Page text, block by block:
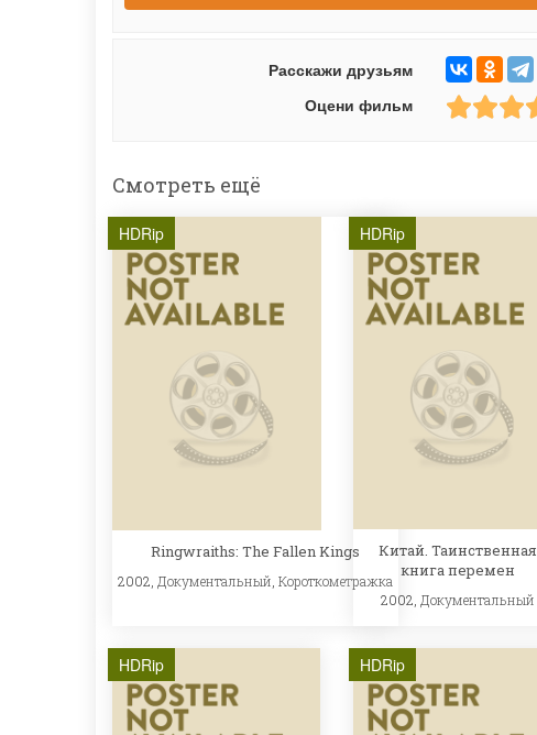
Расскажи друзьям
Оцени фильм
Смотреть ещё
HDRip
Ringwraiths: The Fallen Kings
2002, Документальный Короткометражка
HDRip
Китай. Таинственная
книга перемен
2002, Документальный
HDRip HDRip